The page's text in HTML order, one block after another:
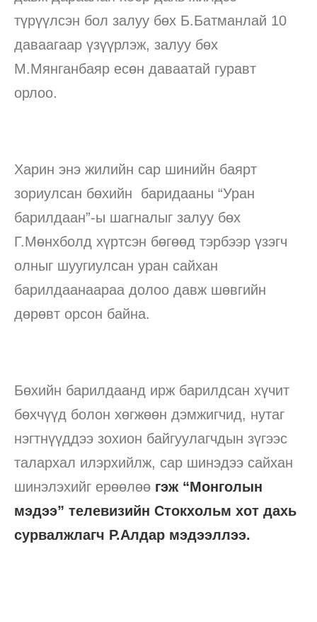
түрүүлсэн бол залуу бөх Б.Батманлай 10
даваагаар үзүүрлэж, залуу бөх
М.Мянганбаяр есөн даваатай гуравт
орлоо.
Харин энэ жилийн сар шинийн баярт
зориулсан бөхийн баридааны “Уран
барилдаан”-ы шагналыг залуу бөх
Г.Мөнхболд хүртсэн бөгөөд тэрбээр үзэгч
олныг шуугиулсан уран сайхан
барилдаанаараа долоо давж шөвгийн
дөрөвт орсон байна.
Бөхийн барилдаанд ирж барилдсан хүчит
бөхчүүд болон хөгжөөн дэмжигчид, нутаг
нэгтнүүддээ зохион байгуулагчдын зүгээс
талархал илэрхийлж, сар шинэдээ сайхан
шинэлэхийг ерөөлөө гэж “Монголын
мэдээ” телевизийн Стокхольм хот дахь
сурвалжлагч Р.Алдар мэдээллээ.